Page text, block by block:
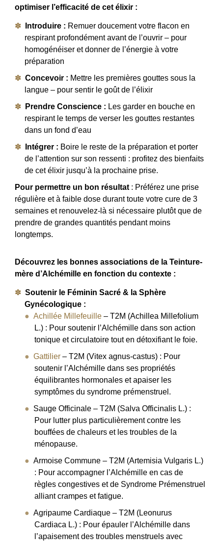
optimiser l’efficacité de cet élixir :
Introduire : Remuer doucement votre flacon en
respirant profondément avant de l’ouvrir – pour
homogénéiser et donner de l’énergie à votre
préparation
Concevoir : Mettre les premières gouttes sous la
langue – pour sentir le goût de l’élixir
Prendre Conscience : Les garder en bouche en
respirant le temps de verser les gouttes restantes
dans un fond d’eau
Intégrer : Boire le reste de la préparation et porter
de l’attention sur son ressenti : profitez des bienfaits
de cet élixir jusqu’à la prochaine prise.
Pour permettre un bon résultat : Préférez une prise
régulière et à faible dose durant toute votre cure de 3
semaines et renouvelez-là si nécessaire plutôt que de
prendre de grandes quantités pendant moins
longtemps.
Découvrez les bonnes associations de la Teinture-
mère d’Alchémille en fonction du contexte :
Soutenir le Féminin Sacré & la Sphère
Gynécologique :
Achillée Millefeuille – T2M (Achillea Millefolium
L.) : Pour soutenir l’Alchémille dans son action
tonique et circulatoire tout en détoxifiant le foie.
Gattilier – T2M (Vitex agnus-castus) : Pour
soutenir l’Alchémille dans ses propriétés
équilibrantes hormonales et apaiser les
symptômes du syndrome prémenstruel.
Sauge Officinale – T2M (Salva Officinalis L.) :
Pour lutter plus particulièrement contre les
bouffées de chaleurs et les troubles de la
ménopause.
Armoise Commune – T2M (Artemisia Vulgaris L.)
: Pour accompagner l’Alchémille en cas de
règles congestives et de Syndrome Prémenstruel
alliant crampes et fatigue.
Agripaume Cardiaque – T2M (Leonurus
Cardiaca L.) : Pour épauler l’Alchémille dans
l’apaisement des troubles menstruels avec